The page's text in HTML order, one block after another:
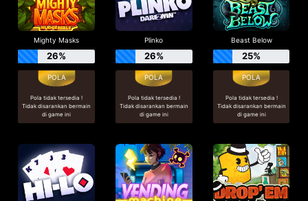
Mighty Masks
26%
Pola tidak tersedia !
Tidak disarankan bermain
di game ini
Plinko
26%
Pola tidak tersedia !
Tidak disarankan bermain
di game ini
Beast Below
25%
Pola tidak tersedia !
Tidak disarankan bermain
di game ini